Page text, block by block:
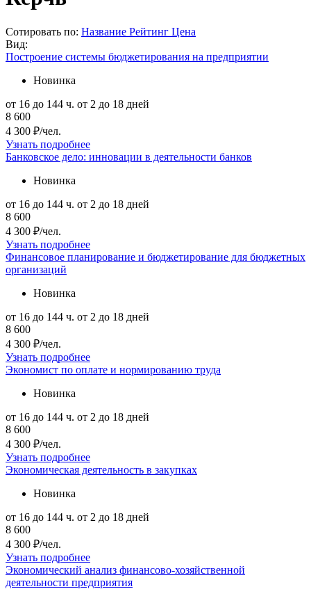
Сотировать по: Название Рейтинг Цена
Вид:
Построение системы бюджетирования на предприятии
Новинка
от 16 до 144 ч. от 2 до 18 дней
8 600
4 300 ₽/чел.
Узнать подробнее
Банковское дело: инновации в деятельности банков
Новинка
от 16 до 144 ч. от 2 до 18 дней
8 600
4 300 ₽/чел.
Узнать подробнее
Финансовое планирование и бюджетирование для бюджетных
организаций
Новинка
от 16 до 144 ч. от 2 до 18 дней
8 600
4 300 ₽/чел.
Узнать подробнее
Экономист по оплате и нормированию труда
Новинка
от 16 до 144 ч. от 2 до 18 дней
8 600
4 300 ₽/чел.
Узнать подробнее
Экономическая деятельность в закупках
Новинка
от 16 до 144 ч. от 2 до 18 дней
8 600
4 300 ₽/чел.
Узнать подробнее
Экономический анализ финансово-хозяйственной
деятельности предприятия